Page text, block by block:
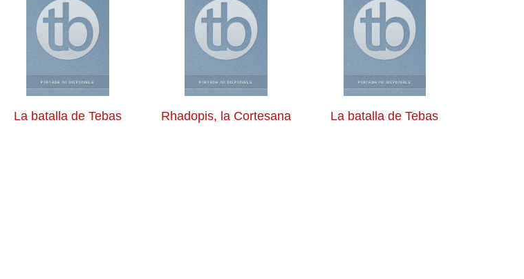
La batalla de Tebas Rhadopis, la Cortesana La batalla de Tebas